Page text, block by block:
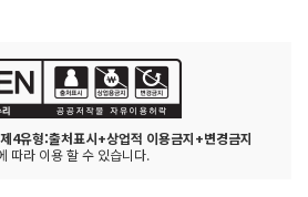
제4유형:출처표시+상업적 이용금지+변경금지
따라 이용 할 수 있습니다.